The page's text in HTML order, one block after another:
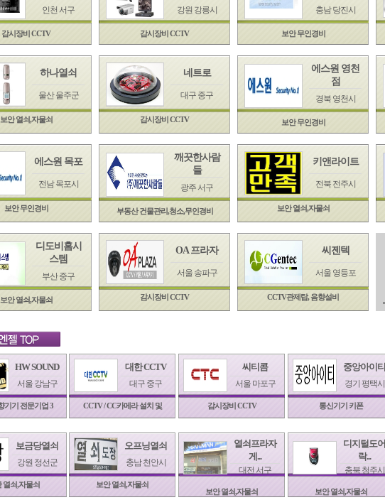
인천 서구
감시장비 CCTV
강원 강릉시
감시장비 CCTV
충남 당진시
보안 무인경비
하나열쇠
울산 울주군
보안 열쇠,자물쇠
네트로
대구 중구
감시장비 CCTV
에스원 영천
점
경북 영천시
보안 무인경비
에스원 목포
전남 목포시
보안 무인경비
깨끗한사람
들
광주 서구
부동산 건물관리,청소,무인경비
키앤라이트
전북 전주시
보안 열쇠,자물쇠
디도비홈시
스템
부산 중구
보안 열쇠,자물쇠
OA 프라자
서울 송파구
감시장비 CCTV
씨젠텍
서울 영등포
CCTV관제탑, 음향설비
HW SOUND
서울 강남구
기기 전문기업 3
대한 CCTV
대구 중구
CCTV / CC카메라 설치 및
씨티콤
서울 마포구
감시장비 CCTV
중앙아이티
경기 평택시
통신기기 키폰
보금당열쇠
강원 정선군
열쇠,자물쇠
오프닝열쇠
충남 천안시
보안 열쇠,자물쇠
열쇠프라자
게...
대전 서구
보안 열쇠,자물쇠
디지털도어
락...
충북 청주시
보안 열쇠,자물쇠